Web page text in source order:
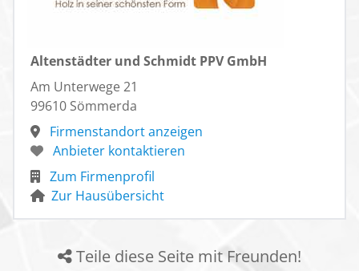
Altenstädter und Schmidt PPV GmbH
Am Unterwege 21
99610 Sömmerda
Firmenstandort anzeigen
Anbieter kontaktieren
Zum Firmenprofil
Zur Hausübersicht
Teile diese Seite mit Freunden!